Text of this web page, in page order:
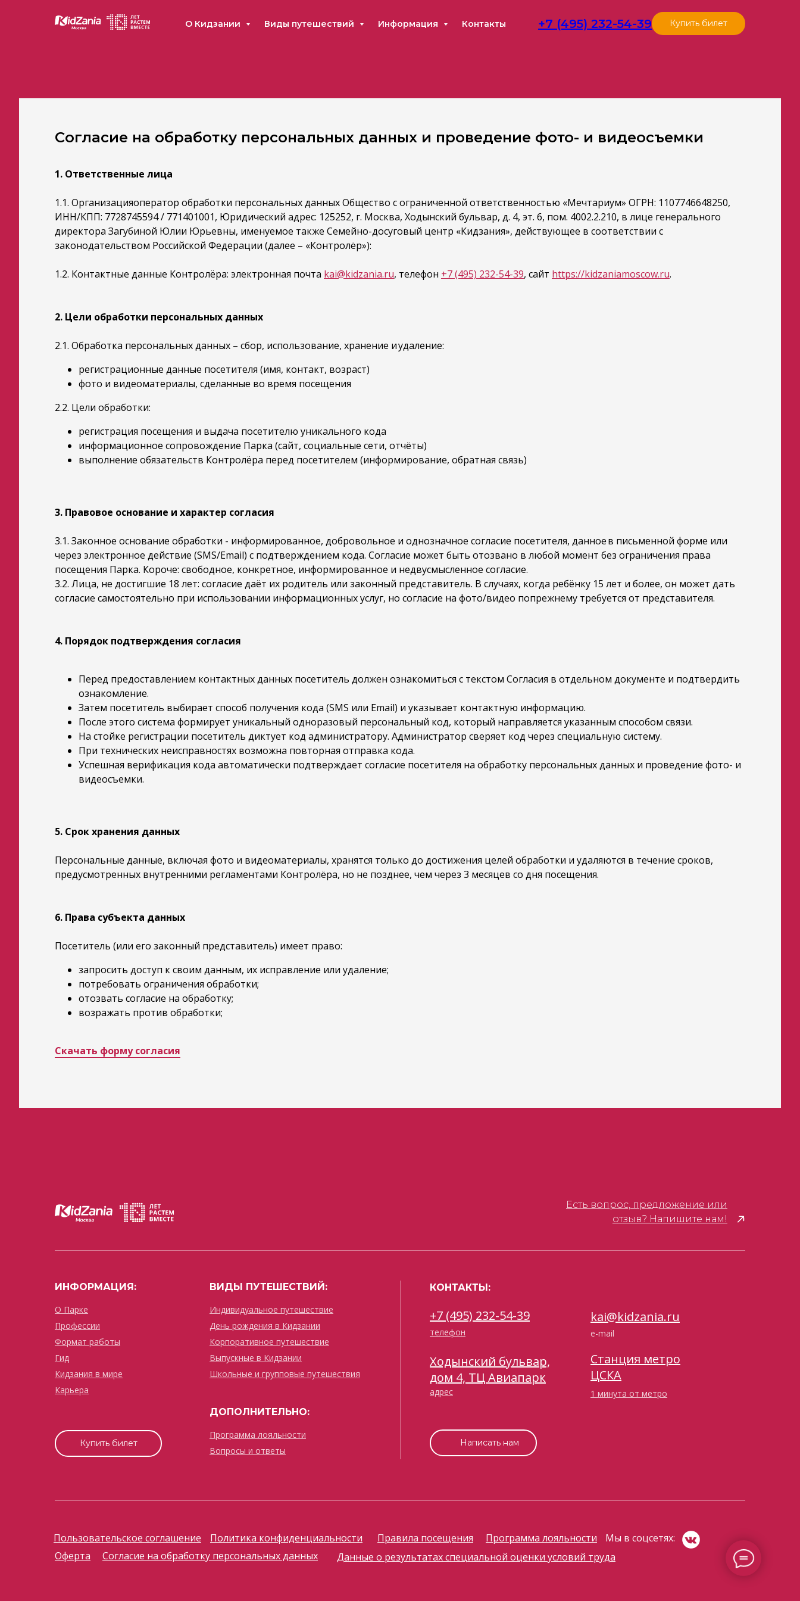
О Кидзании Виды путешествий Информация Контакты +7 (495) 232-54-39 Купить билет
Согласие на обработку персональных данных и проведение фото- и видеосъемки
1. Ответственные лица
1.1. Организацияоператор обработки персональных данных Общество с ограниченной ответственностью «Мечтариум» ОГРН: 1107746648250,
ИНН/КПП: 7728745594 / 771401001, Юридический адрес: 125252, г. Москва, Ходынский бульвар, д. 4, эт. 6, пом. 4002.2.210, в лице генерального
директора Загубиной Юлии Юрьевны, именуемое также Семейно-досуговый центр «Кидзания», действующее в соответствии с
законодательством Российской Федерации (далее – «Контролёр»):
1.2. Контактные данные Контролёра: электронная почта kai@kidzania.ru, телефон +7 (495) 232-54-39, сайт https://kidzaniamoscow.ru.
2. Цели обработки персональных данных
2.1. Обработка персональных данных – сбор, использование, хранение и удаление:
регистрационные данные посетителя (имя, контакт, возраст)
фото и видеоматериалы, сделанные во время посещения
2.2. Цели обработки:
регистрация посещения и выдача посетителю уникального кода
информационное сопровождение Парка (сайт, социальные сети, отчёты)
выполнение обязательств Контролёра перед посетителем (информирование, обратная связь)
3. Правовое основание и характер согласия
3.1. Законное основание обработки - информированное, добровольное и однозначное согласие посетителя, данное в письменной форме или
через электронное действие (SMS/Email) с подтверждением кода. Согласие может быть отозвано в любой момент без ограничения права
посещения Парка. Короче: свободное, конкретное, информированное и недвусмысленное согласие.
3.2. Лица, не достигшие 18 лет: согласие даёт их родитель или законный представитель. В случаях, когда ребёнку 15 лет и более, он может дать
согласие самостоятельно при использовании информационных услуг, но согласие на фото/видео попрежнему требуется от представителя.
4. Порядок подтверждения согласия
Перед предоставлением контактных данных посетитель должен ознакомиться с текстом Согласия в отдельном документе и подтвердить
ознакомление.
Затем посетитель выбирает способ получения кода (SMS или Email) и указывает контактную информацию.
После этого система формирует уникальный одноразовый персональный код, который направляется указанным способом связи.
На стойке регистрации посетитель диктует код администратору. Администратор сверяет код через специальную систему.
При технических неисправностях возможна повторная отправка кода.
Успешная верификация кода автоматически подтверждает согласие посетителя на обработку персональных данных и проведение фото- и
видеосъемки.
5. Срок хранения данных
Персональные данные, включая фото и видеоматериалы, хранятся только до достижения целей обработки и удаляются в течение сроков,
предусмотренных внутренними регламентами Контролёра, но не позднее, чем через 3 месяцев со дня посещения.
6. Права субъекта данных
Посетитель (или его законный представитель) имеет право:
запросить доступ к своим данным, их исправление или удаление;
потребовать ограничения обработки;
отозвать согласие на обработку;
возражать против обработки;
Скачать форму согласия
Есть вопрос, предложение или
отзыв? Напишите нам!
ИНФОРМАЦИЯ:
О Парке
Профессии
Формат работы
Гид
Кидзания в мире
Карьера
ВИДЫ ПУТЕШЕСТВИЙ:
Индивидуальное путешествие
День рождения в Кидзании
Школьные и групповые путешествия
Выпускные в Кидзании
Корпоративное путешествие
ДОПОЛНИТЕЛЬНО:
Программа лояльности
Вопросы и ответы
Купить билет
Политика конфиденциальности Мы в соцсетях:
КОНТАКТЫ:
телефон
Ходынский бульвар,
дом 4, ТЦ Авиапарк
адрес
+7 (495) 232-54-39
e-mail
kai@kidzania.ru
Станция метро
ЦСКА
1 минута от метро
Написать нам
Правила посещения Программа лояльности
Пользовательское соглашение
Оферта
Согласие на обработку персональных данных Данные о результатах специальной оценки условий труда